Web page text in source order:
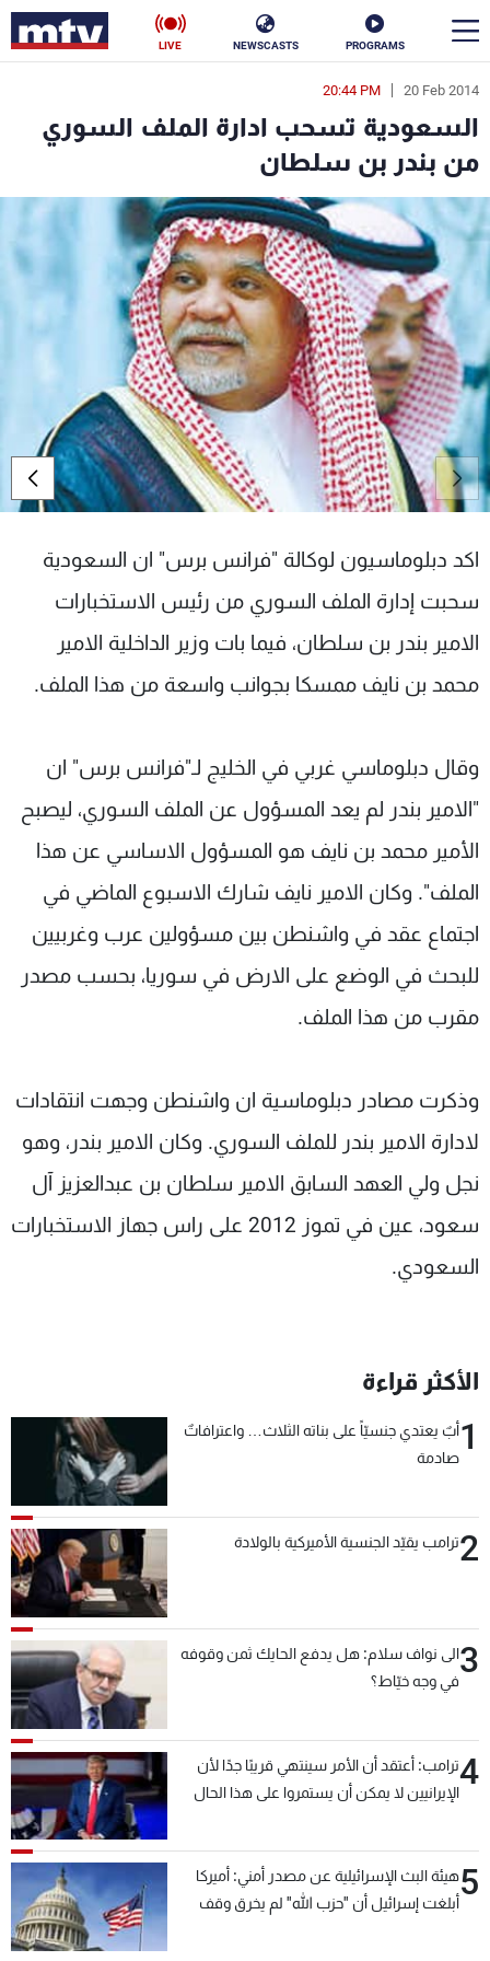
PROGRAMS
NEWSCASTS
LIVE
20 Feb 2014
20:44 PM
السعودية تسحب ادارة الملف السوري
من بندر بن سلطان
اكد دبلوماسيون لوكالة "فرانس برس" ان السعودية
سحبت إدارة الملف السوري من رئيس الاستخبارات
الامير بندر بن سلطان، فيما بات وزير الداخلية الامير
محمد بن نايف ممسكا بجوانب واسعة من هذا الملف.
وقال دبلوماسي غربي في الخليج لـ"فرانس برس" ان
"الامير بندر لم يعد المسؤول عن الملف السوري، ليصبح
الأمير محمد بن نايف هو المسؤول الاساسي عن هذا
الملف". وكان الامير نايف شارك الاسبوع الماضي في
اجتماع عقد في واشنطن بين مسؤولين عرب وغربيين
للبحث في الوضع على الارض في سوريا، بحسب مصدر
مقرب من هذا الملف.
وذكرت مصادر دبلوماسية ان واشنطن وجهت انتقادات
لادارة الامير بندر للملف السوري. وكان الامير بندر، وهو
نجل ولي العهد السابق الامير سلطان بن عبدالعزيز آل
سعود، عين في تموز 2012 على راس جهاز الاستخبارات
السعودي.
الأكثر قراءة
1أبٌ يعتدي جنسيّاً على بناته الثلاث… واعترافاتٌ
صادمة
2ترامب يقيّد الجنسية الأميركية بالولادة
3الى نواف سلام: هل يدفع الحايك ثمن وقوفه
في وجه خيّاط؟
4ترامب: أعتقد أن الأمر سينتهي قريبًا جدًا لأن
الإيرانيين لا يمكن أن يستمروا على هذا الحال
5هيئة البث الإسرائيلية عن مصدر أمني: أميركا
أبلغت إسرائيل أن "حزب الله" لم يخرق وقف
en
الأخبار
سياسة ناس
إقتصاد فن
منوعات رياضة
كأس العالم
البرامج
جدول البرامج
شاهد البرامج
الإنـتـاج
لاعلاناتكم
وظائف
تواصل معنا
شروط الإسـتخدام
سياسة الخصوصية